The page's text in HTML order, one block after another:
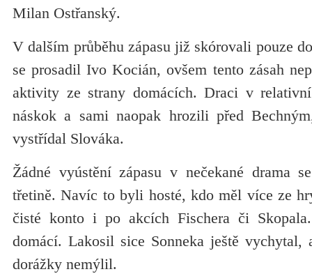
Milan Ostřanský.
V dalším průběhu zápasu již skórovali pouze
se prosadil Ivo Kocián, ovšem tento zásah
aktivity ze strany domácích. Draci v
náskok a sami naopak hrozili před
vystřídal Slováka.
Žádné vyústění zápasu v nečekané drama
třetině. Navíc to byli hosté, kdo měl více ze
čisté konto i po akcích Fischera či
domácí. Lakosil sice Sonneka ještě
dorážky nemýlil.